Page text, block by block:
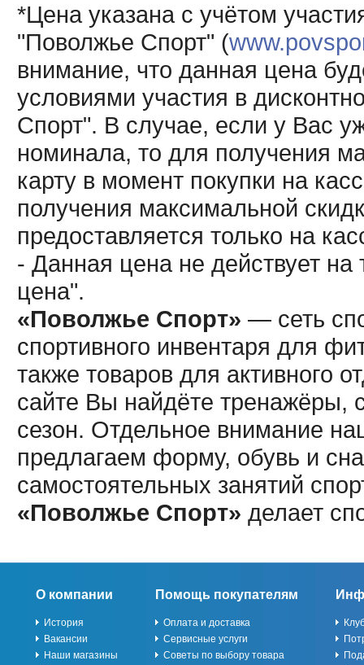
*Цена указана с учётом
"Поволжье Спорт" (
внимание, что данная цена
условиями участия в
Спорт". В случае, если у Вас
номинала, то для получения
карту в момент покупки на
получения максимальной
предоставляется только на
- Данная цена не действует
цена".
«Поволжье Спорт» — сеть
спортивного инвентаря для
также товаров для активного
сайте Вы найдёте тренажёры,
сезон. Отдельное внимание
предлагаем форму, обувь и
самостоятельных занятий
«Поволжье Спорт» делает
О компании
История
Вакансии
Наши магазины
Помощь покупателям
Оплата и доставка
Сервисные услуги
Советы по выбору товара